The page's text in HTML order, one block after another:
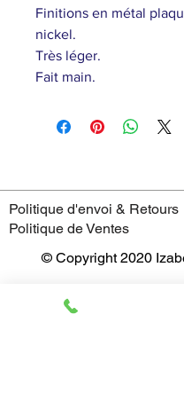
Finitions en métal
nickel.
Très léger.
Fait main.
Politique d'envoi & Retours
Politique de Ventes
© Copyright 2020
69005 - Lyon